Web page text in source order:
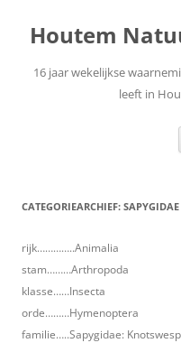
de
inhoud
Houtem
16 jaar wekelijkse
leeft in
CATEGORIEARCHIEF: SAPYGIDAE
rijk…………..Animalia
stam………Arthropoda
klasse……Insecta
orde………Hymenoptera
familie…..Sapygidae: